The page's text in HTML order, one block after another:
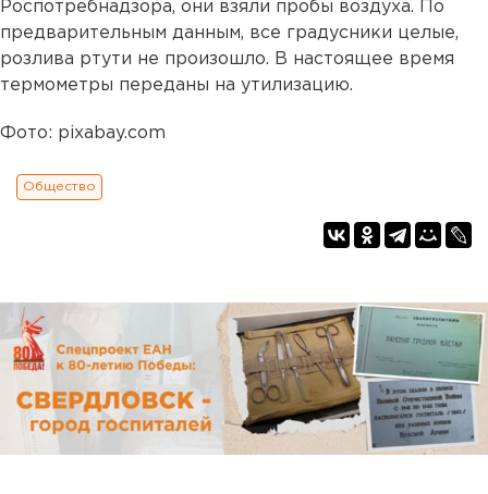
Роспотребнадзора, они взяли пробы воздуха. По
предварительным данным, все градусники целые,
розлива ртути не произошло. В настоящее время
термометры переданы на утилизацию.
Фото: pixabay.com
Общество